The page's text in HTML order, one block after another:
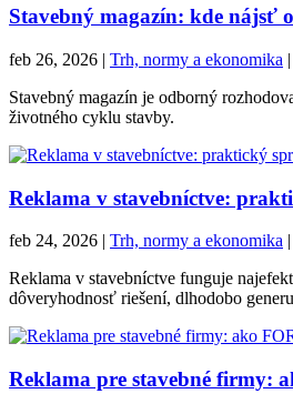
Stavebný magazín: kde nájsť
feb 26, 2026 | Trh, normy a ekonomika |
Stavebný magazín je odborný
životného cyklu stavby.
Reklama v stavebníctve:
feb 24, 2026 Trh, normy a ekonomika
Reklama v stavebníctve funguje
dôveryhodnosť riešení, dlhodobo
Reklama pre stavebné firmy: